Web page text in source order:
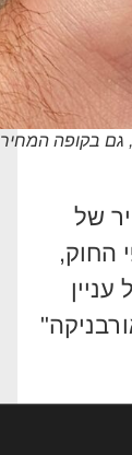
על מתלה המציג מחיר של 50 שקלים. כמו כן, גם בקופה המחיר
של
החוק,